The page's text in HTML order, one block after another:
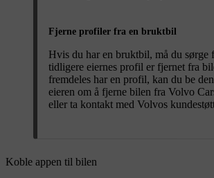
Fjerne profiler fra en bruktbil
Hvis du har en bruktbil, må du sørge
tidligere eiernes profil er fjernet fra
fremdeles har en profil, kan du be
eieren om å fjerne bilen fra Volvo
eller ta kontakt med Volvos
Koble appen til bilen